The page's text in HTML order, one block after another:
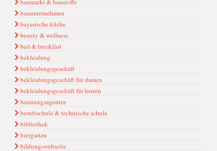
baumarkt & baustoffe
bauunternehmen
bayerische küche
beauty & wellness
bed & breakfast
bekleidung
bekleidungsgeschäft
bekleidungsgeschäft für damen
bekleidungsgeschäft für herren
beratungsagentur
berufsschule & technische schule
bibliothek
biergarten
bildungswebseite